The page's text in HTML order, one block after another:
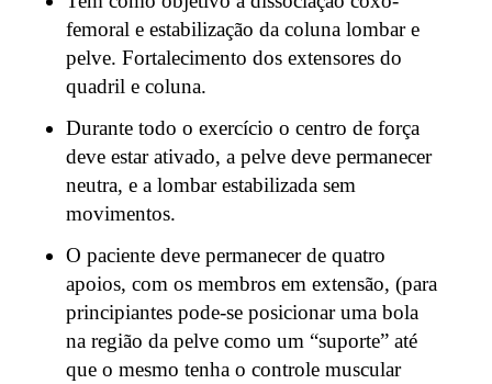
femoral e estabilização da coluna lombar e
pelve. Fortalecimento dos extensores do
quadril e coluna.
Durante todo o exercício o centro de força
deve estar ativado, a pelve deve permanecer
neutra, e a lombar estabilizada sem
movimentos.
O paciente deve permanecer de quatro
apoios, com os membros em extensão, (para
principiantes pode-se posicionar uma bola
na região da pelve como um “suporte” até
que o mesmo tenha o controle muscular